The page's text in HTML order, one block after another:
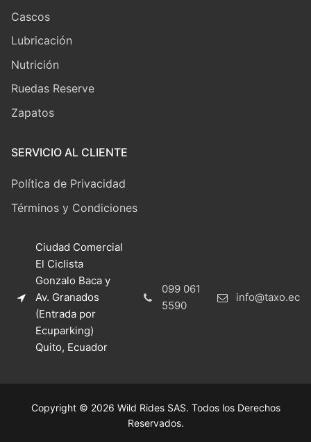
Cascos
Lubricación
Nutrición
Ruedas Reserve
Zapatos
SERVICIO AL CLIENTE
Política de Privacidad
Términos y Condiciones
Ciudad Comercial
El Ciclista
Gonzalo Baca y
Av. Granados
(Entrada por
Ecuparking)
Quito, Ecuador
099 061
5590
info@taxo.ec
Copyright © 2026 Wild Rides SAS. Todos los Derechos
Reservados.